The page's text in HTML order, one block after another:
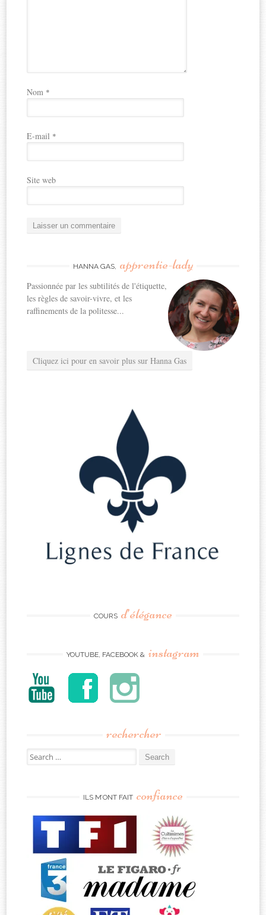
Nom *
E-mail *
Site web
HANNA GAS, apprentie-lady
Passionnée par les subtilités de l'étiquette,
les règles de savoir-vivre, et les
raffinements de la politesse...
Cliquez ici pour en savoir plus sur Hanna Gas
COURS d’élégance
YOUTUBE, FACEBOOK & instagram
rechercher
Search
for:
ILS M’ONT FAIT confiance